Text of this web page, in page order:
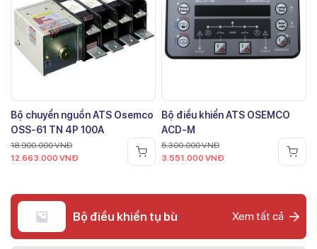
Bộ chuyển nguồn ATS Osemco
OSS-61 TN 4P 100A
18.900.000VNĐ
12.663.000 VNĐ
Bộ điều khiển ATS OSEMCO
ACD-M
5.300.000VNĐ
3.551.000 VNĐ
Bộ điều khiển tụ bù Xem tất cả